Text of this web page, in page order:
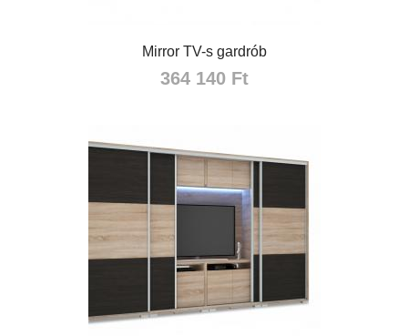
Mirror TV-s gardrób
364 140 Ft